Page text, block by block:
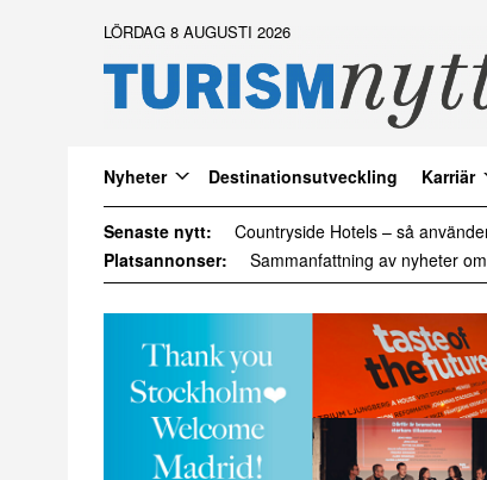
LÖRDAG 8 AUGUSTI 2026
Nyheter Destinationsutveckling Karriär
Senaste nytt: Daftöland investerar 9 miljoner i
Platsannonser: